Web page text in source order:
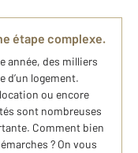
étape complexe.
année, des milliers
d’un logement.
ou encore
sont nombreuses
Comment bien
? On vous